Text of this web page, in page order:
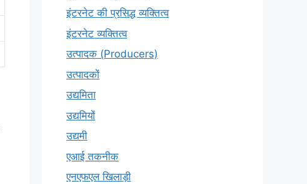
इंटरनेट की प्रसिद्ध व्यक्तित्व
इंटरनेट व्यक्तित्व
उत्पादक (Producers)
उत्पादकों
उद्यमिता
उद्यमियों
उद्यमी
एआई तकनीक
एनएफएल खिलाड़ी